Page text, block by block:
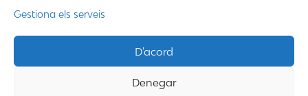
Gestiona els serveis
D'acord
Denegar
2019 – 2026 © All rigths reserved
Desing by ©Flutter